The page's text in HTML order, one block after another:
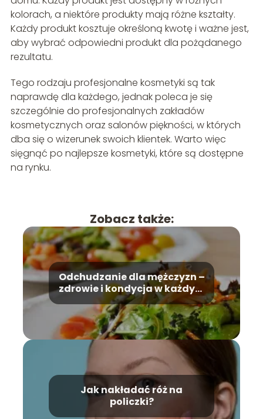
kolorach, a niektóre produkty mają różne kształty.
Każdy produkt kosztuje określoną kwotę i ważne jest,
aby wybrać odpowiedni produkt dla pożądanego
rezultatu.
Tego rodzaju profesjonalne kosmetyki są tak
naprawdę dla każdego, jednak poleca je się
szczególnie do profesjonalnych zakładów
kosmetycznych oraz salonów piękności, w których
dba się o wizerunek swoich klientek. Warto więc
sięgnąć po najlepsze kosmetyki, które są dostępne
na rynku.
Zobacz także:
Odchudzanie dla mężczyzn –
zdrowie i kondycja w każdym
wieku
Jak nakładać róż na
policzki?